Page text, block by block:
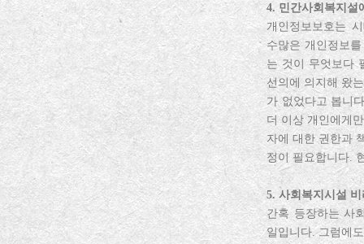
4. 민간사회복지설
개인정보보호는
수많은 개인정보
는 것이 무엇보다
선의에 의지해 왔
가 없었다고 봅니
더 이상 개인에게
자에 대한 권한과
정이 필요합니다.
5. 사회복지시설
간혹 등장하는 사
일입니다. 그럼에